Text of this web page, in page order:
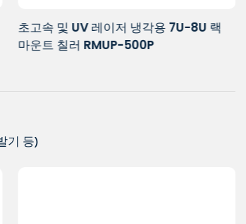
3~5W UV 레이저 애플리케이션에 적합
한 작지만 강력한 냉각기
기 등)